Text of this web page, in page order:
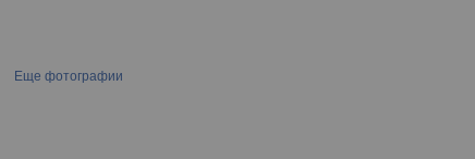
Еще фотографии